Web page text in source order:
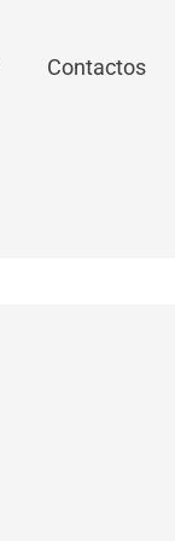
Contactos